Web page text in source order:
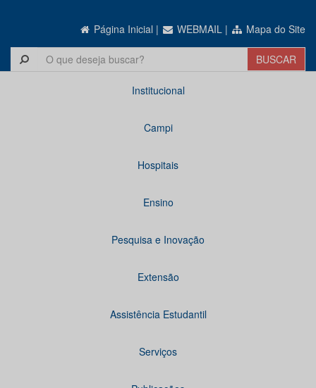
Página Inicial | WEBMAIL | Mapa do Site
Institucional
Campi
Hospitais
Ensino
Pesquisa e Inovação
Extensão
Assistência Estudantil
Serviços